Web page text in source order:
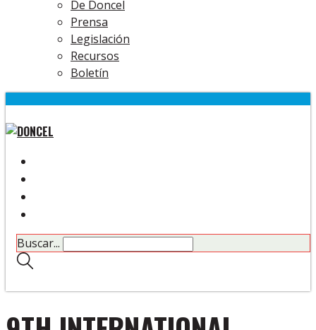
De Doncel
Prensa
Legislación
Recursos
Boletín
Buscar...